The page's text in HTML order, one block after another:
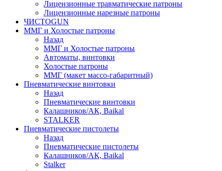
Лицензионные травматические патроны
Лицензионные нарезные патроны
ЧИСТОGUN
ММГ и Холостые патроны
Назад
ММГ и Холостые патроны
Автоматы, винтовки
Холостые патроны
ММГ (макет массо-габаритный)
Пневматические винтовки
Назад
Пневматические винтовки
Калашников/АК, Baikal
STALKER
Пневматические пистолеты
Назад
Пневматические пистолеты
Калашников/АК, Baikal
Stalker